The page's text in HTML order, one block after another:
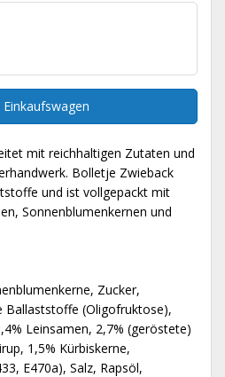
Einkaufswagen
mit reichhaltigen Zutaten und
Bolletje Zwieback
und ist vollgepackt mit
Sonnenblumenkernen und
Zucker,
Ballaststoffe (Oligofruktose),
Leinsamen, 2,7% (geröstete)
1,5% Kürbiskerne,
E470a), Salz, Rapsöl,